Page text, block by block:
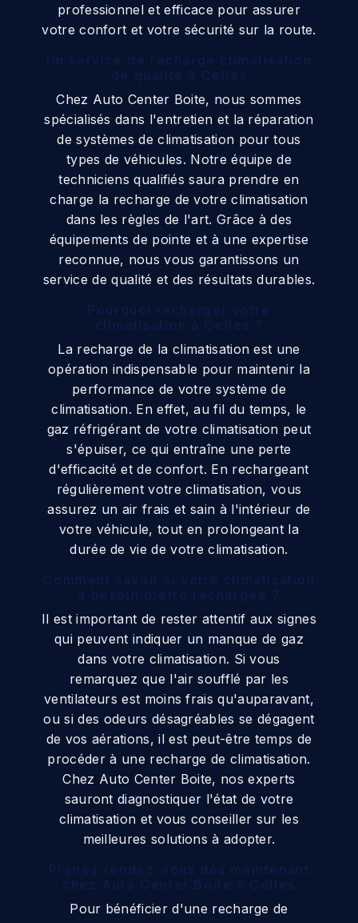
professionnel et efficace pour assurer
votre confort et votre sécurité sur la route.
Un service de recharge climatisation
de qualité à Celles
Chez Auto Center Boite, nous sommes
spécialisés dans l'entretien et la réparation
de systèmes de climatisation pour tous
types de véhicules. Notre équipe de
techniciens qualifiés saura prendre en
charge la recharge de votre climatisation
dans les règles de l'art. Grâce à des
équipements de pointe et à une expertise
reconnue, nous vous garantissons un
service de qualité et des résultats durables.
Pourquoi recharger votre
climatisation à Celles ?
La recharge de la climatisation est une
opération indispensable pour maintenir la
performance de votre système de
climatisation. En effet, au fil du temps, le
gaz réfrigérant de votre climatisation peut
s'épuiser, ce qui entraîne une perte
d'efficacité et de confort. En rechargeant
régulièrement votre climatisation, vous
assurez un air frais et sain à l'intérieur de
votre véhicule, tout en prolongeant la
durée de vie de votre climatisation.
Comment savoir si votre climatisation
a besoin d'être rechargée ?
Il est important de rester attentif aux signes
qui peuvent indiquer un manque de gaz
dans votre climatisation. Si vous
remarquez que l'air soufflé par les
ventilateurs est moins frais qu'auparavant,
ou si des odeurs désagréables se dégagent
de vos aérations, il est peut-être temps de
procéder à une recharge de climatisation.
Chez Auto Center Boite, nos experts
sauront diagnostiquer l'état de votre
climatisation et vous conseiller sur les
meilleures solutions à adopter.
Prenez rendez-vous dès maintenant
chez Auto Center Boite à Celles
Pour bénéficier d'une recharge de